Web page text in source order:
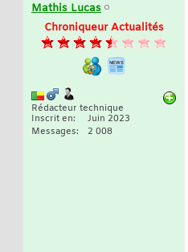
Mathis Lucas
Chroniqueur Actualités
Rédacteur technique
Inscrit en
Juin 2023
Messages
2 008